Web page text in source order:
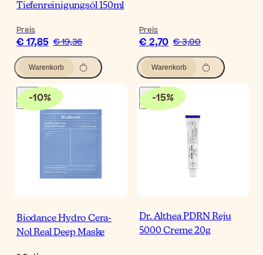
Tiefenreinigungsöl 150ml
Preis
€ 17,85 € 19,36
Warenkorb
Preis
€ 2,70 € 3,00
Warenkorb
-10%
Biodance Hydro Cera-
Nol Real Deep Maske
-15%
Dr. Althea PDRN Reju
5000 Creme 20g